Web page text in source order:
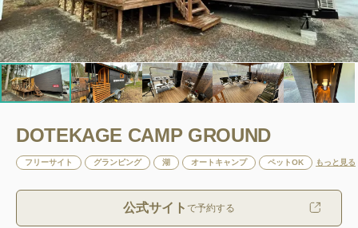
DOTEKAGE CAMP GROUND
フリーサイト グランピング 湖 オートキャンプ ペットOK もっと見る
公式サイト で予約する